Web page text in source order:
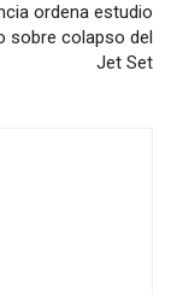
ordena estudio
sobre colapso del
Jet Set